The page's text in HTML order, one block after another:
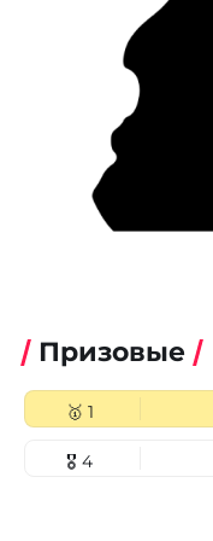
Призовые
🥇 1
🎖 4